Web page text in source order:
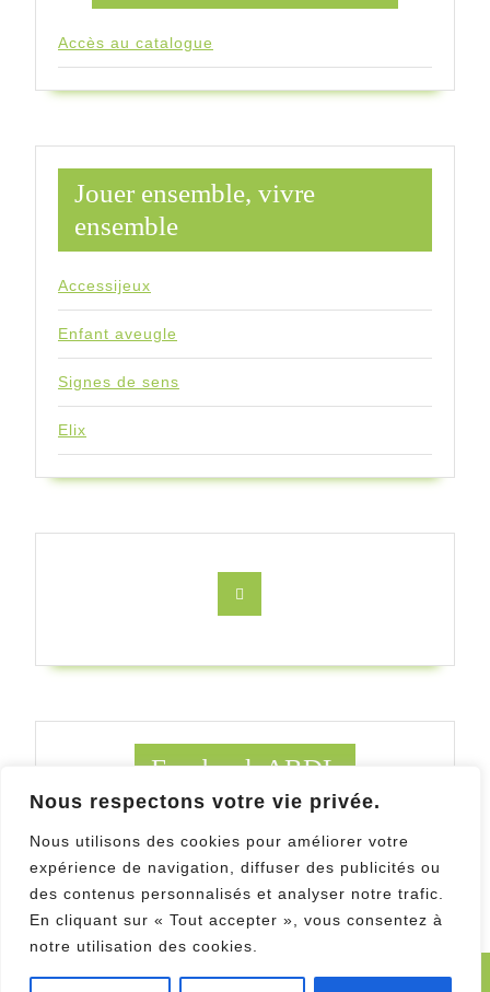
Nous respectons votre vie privée.
Nous utilisons des cookies pour améliorer votre
expérience de navigation, diffuser des publicités ou
des contenus personnalisés et analyser notre trafic.
En cliquant sur « Tout accepter », vous consentez à
notre utilisation des cookies.
Accès au catalogue
Jouer ensemble, vivre
ensemble
Accessijeux
Enfant aveugle
Signes de sens
Elix
Facebook ABDL